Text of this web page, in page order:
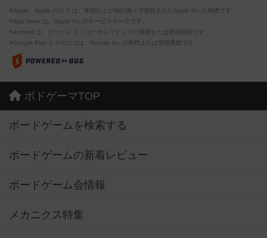
※Apple、Apple のロゴ は、米国および他の国々で登録されたApple Inc.の商標です。
※App Store は、Apple Inc.のサービスマークです。
※Android は、グーグル インコーポレイテッドの商標または登録商標です。
※Google Play とそのロゴは、Google Inc.の商標または登録商標です。
ボドゲーマTOP
ボードゲームを検索する
ボードゲームの新着レビュー
ボードゲーム会情報
メカニクス特集